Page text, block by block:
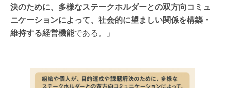
決のために、多様なステークホルダーとの双方向コミュ
ニケーションによって、社会的に望ましい関係を構築・
維持する経営機能である。」